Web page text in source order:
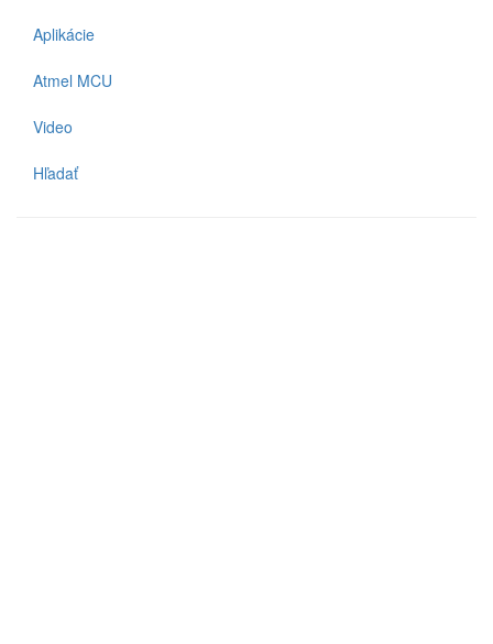
Aplikácie
Atmel MCU
Video
Hľadať